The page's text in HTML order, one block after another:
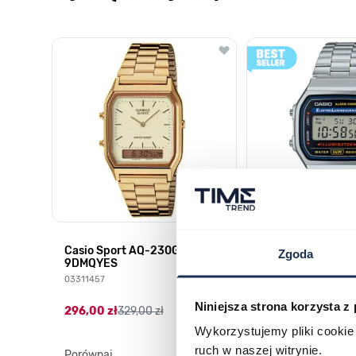
Zgoda
Niniejsza strona korzysta z
Wykorzystujemy pliki
ruch w naszej witrynie.
Poruszanie się po elementach karuzeli jest możliwe za
Naciśnij, aby pominąć karuzelę
Naciśnij, aby przejść do nawigacji karuzeli
Casio Sport AQ-230GA-
9DMQYES
03311457
296,00 zł329,00 zł
CASIO Vintage